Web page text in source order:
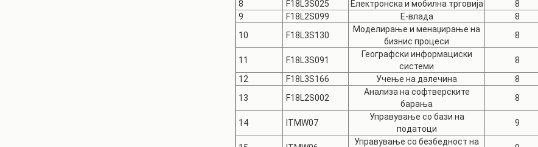
8
F18L3S025 Електронска и мобилна трговија 8
9
F18L2S099 Е-влада 8
10
F18L3S130
Моделирање и менаџирање на
бизнис процеси
8
11 F18L3S091
Географски информациски
системи
8
12
F18L3S166 Учење на далечина 8
13
F18L2S002
Анализа на софтверските
барања
8
14 ITMW07
Управување со бази на
податоци
9
Управување со безбедност на